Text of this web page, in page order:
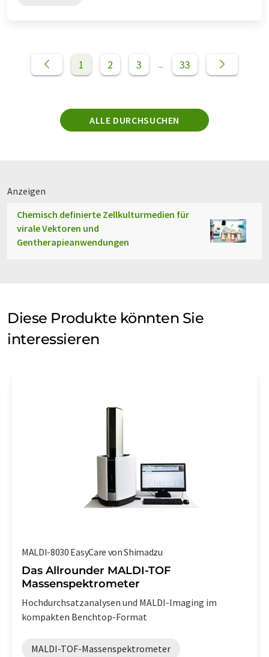
1 2 3 ... 33
ALLE DURCHSUCHEN
Anzeigen
Chemisch definierte Zellkulturmedien für
virale Vektoren und
Gentherapieanwendungen
Diese Produkte könnten Sie
interessieren
MALDI-8030 EasyCare von Shimadzu
Das Allrounder MALDI-TOF
Massenspektrometer
Hochdurchsatzanalysen und MALDI-Imaging im
kompakten Benchtop-Format
MALDI-TOF-Massenspektrometer